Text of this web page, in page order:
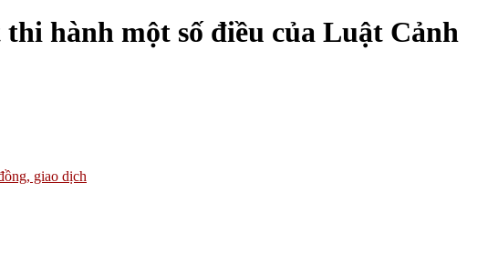
hành một số điều của Luật Cảnh